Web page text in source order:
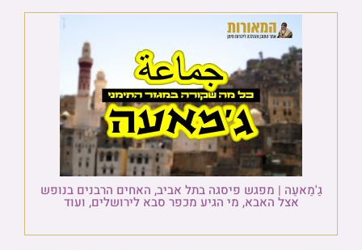
גַ'מַאעַה | מפגש פיסגה בתל אביב, האחים הרבנים בנופש
אצל האבא, מי הגיע מכפר סבא לירושלים, ועוד